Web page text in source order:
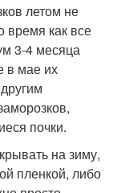
летом не
время как все
3-4 месяца
в мае их
почки.
на зиму,
пленкой, либо